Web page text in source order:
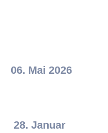
06. Mai 2026
28. Januar